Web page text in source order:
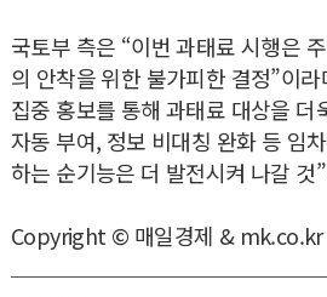
국토부 측은 “이번 과태료 시행은
의 안착을 위한 불가피한 결정”이
집중 홍보를 통해 과태료 대상을 더
자동 부여, 정보 비대칭 완화 등 임
하는 순기능은 더 발전시켜 나갈 것
Copyright © 매일경제 & mk.co.kr